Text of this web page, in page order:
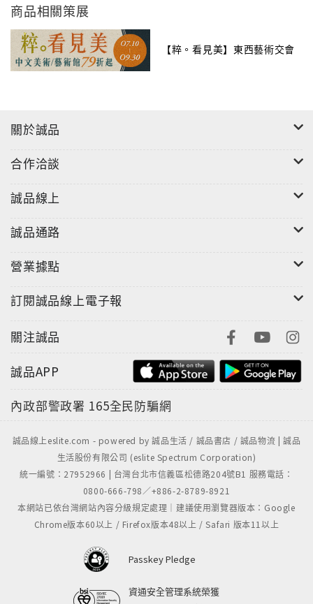
隨書附贈
任意塗紓壓筆記本
商品相關策展
【粹。看見美】東西藝術交會
關於誠品
合作洽談
誠品線上
誠品通路
營業據點
訂閱誠品線上電子報
關注誠品
誠品APP
內政部警政署 165全民防騙網
誠品線上eslite.com - powered by 誠品生活 / 誠品書店 / 誠品物流 | 誠品
生活股份有限公司 (eslite Spectrum Corporation)
統一編號：27952966 | 台灣台北市信義區松德路204號B1 服務電話：
0800-666-798／+886-2-8789-8921
本網站已依台灣網站內容分級規定處理｜建議使用瀏覽器版本：Google
Chrome版本60以上 / Firefox版本48以上 / Safari 版本11以上
Passkey Pledge
資通安全管理系統榮獲